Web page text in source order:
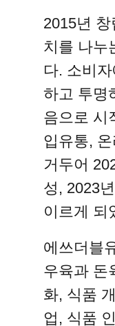
2015년
치를 나누
다. 소비
하고 투명
음으로 시
입유통,
거두어
성, 2023
이르게 되
에쓰더블
우육과 돈
화, 식품
업, 식품